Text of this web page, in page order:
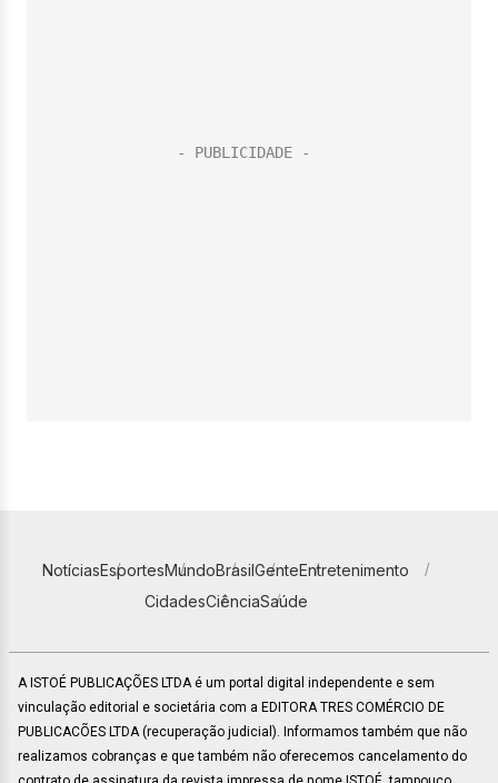
NotíciasEsportesMundoBrasilGenteEntretenimento
CidadesCiênciaSaúde
A ISTOÉ PUBLICAÇÕES LTDA é um portal digital independente e sem
vinculação editorial e societária com a EDITORA TRES COMÉRCIO DE
PUBLICACÕES LTDA (recuperação judicial). Informamos também que não
realizamos cobranças e que também não oferecemos cancelamento do